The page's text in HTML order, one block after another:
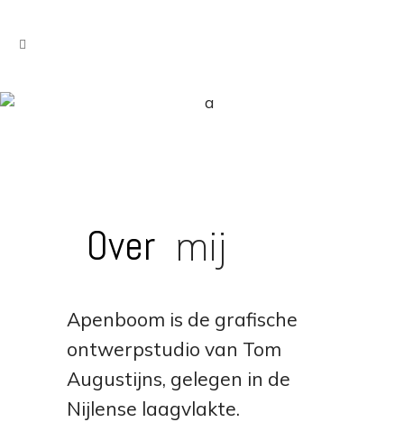
Over mij
Apenboom is de grafische
ontwerpstudio van Tom
Augustijns, gelegen in de
Nijlense laagvlakte.